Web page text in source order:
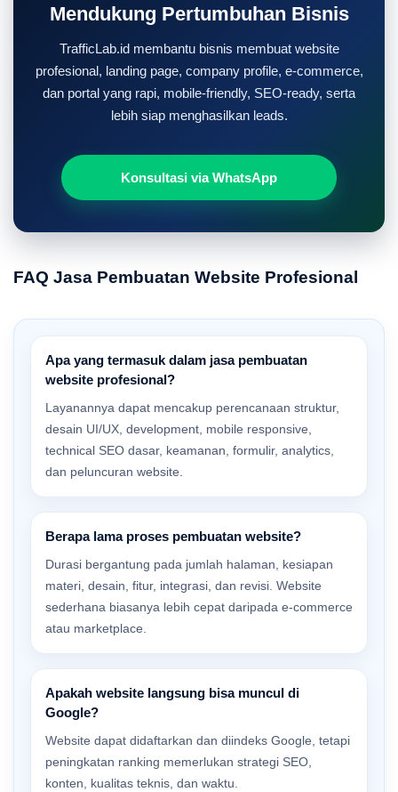
Mendukung Pertumbuhan Bisnis
TrafficLab.id membantu bisnis membuat website
profesional, landing page, company profile, e-commerce,
dan portal yang rapi, mobile-friendly, SEO-ready, serta
lebih siap menghasilkan leads.
Konsultasi via WhatsApp
FAQ Jasa Pembuatan Website Profesional
Apa yang termasuk dalam jasa pembuatan
website profesional?
Layanannya dapat mencakup perencanaan struktur,
desain UI/UX, development, mobile responsive,
technical SEO dasar, keamanan, formulir, analytics,
dan peluncuran website.
Berapa lama proses pembuatan website?
Durasi bergantung pada jumlah halaman, kesiapan
materi, desain, fitur, integrasi, dan revisi. Website
sederhana biasanya lebih cepat daripada e-commerce
atau marketplace.
Apakah website langsung bisa muncul di
Google?
Website dapat didaftarkan dan diindeks Google, tetapi
peningkatan ranking memerlukan strategi SEO,
konten, kualitas teknis, dan waktu.